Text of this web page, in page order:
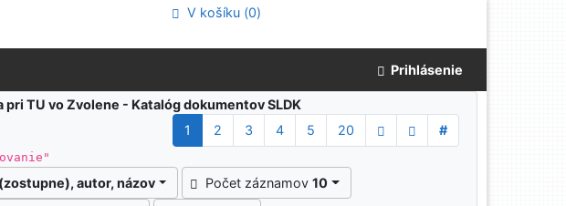
V košíku (0)
Prihlásenie
TU vo Zvolene - Katalóg dokumentov SLDK
1 2 3 4 5 20
#
autor, názov Počet záznamov10